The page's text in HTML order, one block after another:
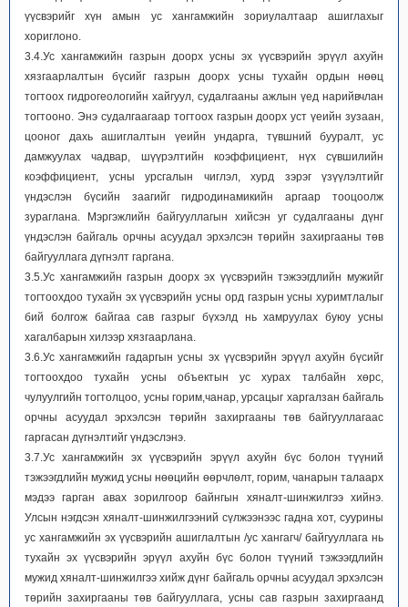
үүсвэрийг хүн амын ус хангамжийн зориулалтаар ашиглахыг
хориглоно.
3.4.Ус хангамжийн газрын доорх усны эх үүсвэрийн эрүүл ахуйн
хязгаарлалтын бүсийг газрын доорх усны тухайн ордын нөөц
тогтоох гидрогеологийн хайгуул, судалгааны ажлын үед нарийвчлан
тогтооно. Энэ судалгаагаар тогтоох газрын доорх уст үеийн зузаан,
цооног дахь ашиглалтын үеийн ундарга, түвшний бууралт, ус
дамжуулах чадвар, шүүрэлтийн коэффициент, нүх сүвшилийн
коэффициент, усны урсгалын чиглэл, хурд зэрэг үзүүлэлтийг
үндэслэн бүсийн заагийг гидродинамикийн аргаар тооцоолж
зураглана. Мэргэжлийн байгууллагын хийсэн уг судалгааны дүнг
үндэслэн байгаль орчны асуудал эрхэлсэн төрийн захиргааны төв
байгууллага дүгнэлт гаргана.
3.5.Ус хангамжийн газрын доорх эх үүсвэрийн тэжээгдлийн мужийг
тогтоохдоо тухайн эх үүсвэрийн усны орд газрын усны хуримтлалыг
бий болгож байгаа сав газрыг бүхэлд нь хамруулах буюу усны
хагалбарын хилээр хязгаарлана.
3.6.Ус хангамжийн гадаргын усны эх үүсвэрийн эрүүл ахуйн бүсийг
тогтоохдоо тухайн усны объектын ус хурах талбайн хөрс,
чулуулгийн тогтолцоо, усны горим,чанар, урсацыг харгалзан байгаль
орчны асуудал эрхэлсэн төрийн захиргааны төв байгууллагаас
гаргасан дүгнэлтийг үндэслэнэ.
3.7.Ус хангамжийн эх үүсвэрийн эрүүл ахуйн бүс болон түүний
тэжээгдлийн мужид усны нөөцийн өөрчлөлт, горим, чанарын талаарх
мэдээ гарган авах зорилгоор байнгын хяналт-шинжилгээ хийнэ.
Улсын нэгдсэн хяналт-шинжилгээний сүлжээнээс гадна хот, суурины
ус хангамжийн эх үүсвэрийн ашиглалтын /ус хангагч/ байгууллага нь
тухайн эх үүсвэрийн эрүүл ахуйн бүс болон түүний тэжээгдлийн
мужид хяналт-шинжилгээ хийж дүнг байгаль орчны асуудал эрхэлсэн
төрийн захиргааны төв байгууллага, усны сав газрын захиргаанд